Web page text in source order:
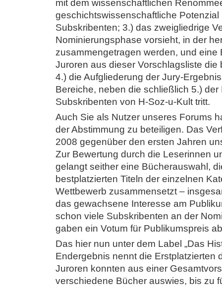
mit dem wissenschaftlichen
geschichtswissenschaftliche
Subskribenten; 3.) das zweigliedrige
Nominierungsphase vorsieht, in der
zusammengetragen werden, und
Juroren aus dieser Vorschlagsliste
4.) die Aufgliederung der Jury-
Bereiche, neben die schließlich 5.)
Subskribenten von H-Soz-u-Kult tritt.
Auch Sie als Nutzer unseres Forums
der Abstimmung zu beteiligen. Das
2008 gegenüber den ersten Jahren
Zur Bewertung durch die Leserinnen
gelangt seither eine Bücherauswahl,
bestplatzierten Titeln der einzelnen
Wettbewerb zusammensetzt –
das gewachsene Interesse am
schon viele Subskribenten an der
gaben ein Votum für Publikumspreis
Das hier nun unter dem Label „Das
Endergebnis nennt die Erstplatzierten
Juroren konnten aus einer
verschiedene Bücher auswies, bis zu